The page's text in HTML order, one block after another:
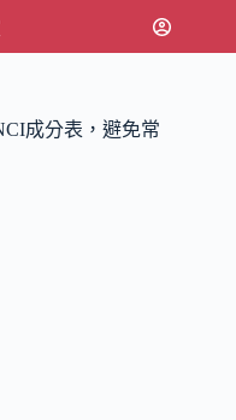
成分表，避免常